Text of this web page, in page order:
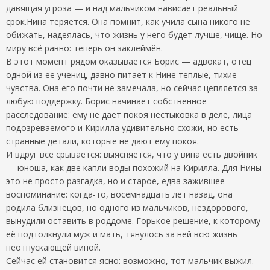
давящая угроза — и над мальчиком нависает реальный
срок.Нина теряется. Она помнит, как учила сына никого не
обижать, надеялась, что жизнь у него будет лучше, чище. Но
миру всё равно: теперь он заклеймён.
В этот момент рядом оказывается Борис — адвокат, отец
одной из её учениц, давно питает к Нине тёплые, тихие
чувства. Она его почти не замечала, но сейчас цепляется за
любую поддержку. Борис начинает собственное
расследование: ему не даёт покоя нестыковка в деле, лица
подозреваемого и Кирилла удивительно схожи, но есть
странные детали, которые не дают ему покоя.
И вдруг всё срывается: выясняется, что у вина есть двойник
— юноша, как две капли воды похожий на Кирилла. Для Нины
это не просто разгадка, но и старое, едва зажившее
воспоминание: когда-то, восемнадцать лет назад, она
родила близнецов, но одного из мальчиков, нездорового,
вынудили оставить в роддоме. Горькое решение, к которому
её подтолкнули муж и мать, тянулось за ней всю жизнь
неотпускающей виной.
Сейчас ей становится ясно: возможно, тот мальчик выжил.